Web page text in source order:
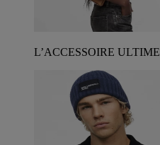
L’ACCESSOIRE ULTIME